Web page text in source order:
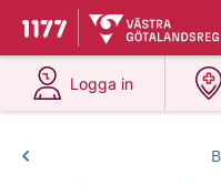
To start page for 1177
Du har valt region
Logga in
at 1177.se